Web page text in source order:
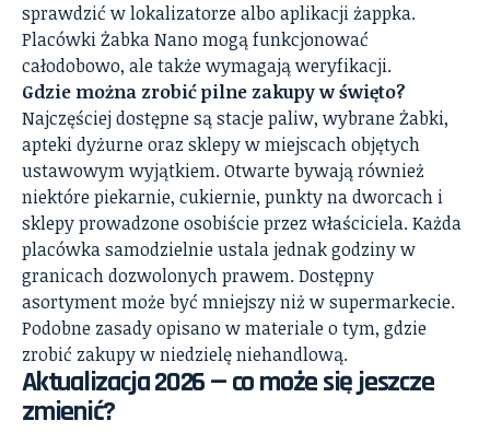
sprawdzić w lokalizatorze albo aplikacji żappka.
Placówki Żabka Nano mogą funkcjonować
całodobowo, ale także wymagają weryfikacji.
Gdzie można zrobić pilne zakupy w święto?
Najczęściej dostępne są stacje paliw, wybrane Żabki,
apteki dyżurne oraz sklepy w miejscach objętych
ustawowym wyjątkiem. Otwarte bywają również
niektóre piekarnie, cukiernie, punkty na dworcach i
sklepy prowadzone osobiście przez właściciela. Każda
placówka samodzielnie ustala jednak godziny w
granicach dozwolonych prawem. Dostępny
asortyment może być mniejszy niż w supermarkecie.
Podobne zasady opisano w materiale o tym, gdzie
zrobić zakupy w niedzielę niehandlową.
Aktualizacja 2026 — co może się jeszcze
zmienić?